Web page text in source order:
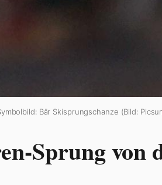
Bär Skisprungschanze (Bild:
Sprung von